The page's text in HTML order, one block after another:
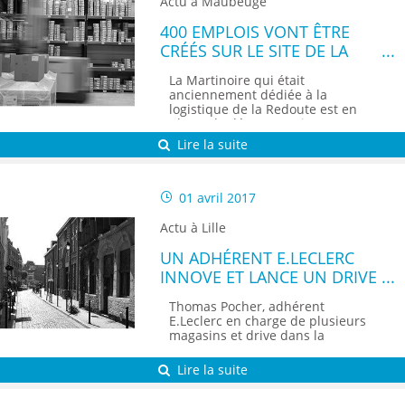
400 EMPLOIS VONT ÊTRE
CRÉÉS SUR LE SITE DE LA
MARTINOIRE
La Martinoire qui était
anciennement dédiée à la
logistique de la Redoute est en
phase de déconstruction. Le
Groupe Log (repreneur) va
proposer des solutions logistiques
construction (Seclin, Denain,
1 500 collaborateurs vont être
Lire la suite
01 avril 2017
Actu à Lille
UN ADHÉRENT E.LECLERC
INNOVE ET LANCE UN DRIVE
VIEUX-LILLE
Thomas Pocher, adhérent
E.Leclerc en charge de plusieurs
magasins et drive dans la
avril le premier Drive piéton, place
Louise de Bettignies dans le
Lire la suite